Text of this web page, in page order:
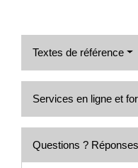
Textes de référence
Services en ligne et
Questions ?